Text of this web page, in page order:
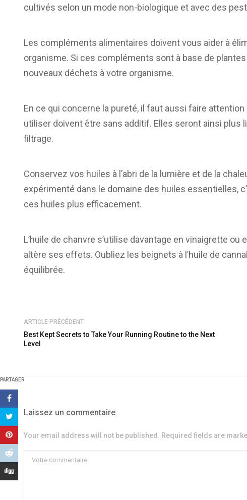
PARTAGER
cultivés selon un mode non-biologique et avec des
Les compléments alimentaires doivent vous aider à
organisme. Si ces compléments sont à base de
nouveaux déchets à votre organisme.
En ce qui concerne la pureté, il faut aussi faire
utiliser doivent être sans additif. Elles seront ainsi plus
filtrage.
Conservez vos huiles à l’abri de la lumière et de la
expérimenté dans le domaine des huiles essentielles,
ces huiles plus efficacement.
L’huile de chanvre s’utilise davantage en vinaigrette
altère ses effets. Oubliez les beignets à l’huile de
équilibrée.
ARTICLE PRÉCÉDENT
Best Kept Secrets to Take Your Running Routine to the Next
Level
Laissez un commentaire
Your email address will not be published. Required fields are